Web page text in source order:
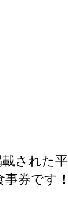
された
事券です！